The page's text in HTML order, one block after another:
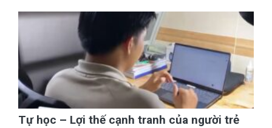
Tự học – Lợi thế cạnh tranh của người trẻ